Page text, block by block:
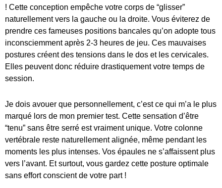
! Cette conception empêche votre corps de “glisser”
naturellement vers la gauche ou la droite. Vous éviterez de
prendre ces fameuses positions bancales qu’on adopte tous
inconsciemment après 2-3 heures de jeu. Ces mauvaises
postures créent des tensions dans le dos et les cervicales.
Elles peuvent donc réduire drastiquement votre temps de
session.
Je dois avouer que personnellement, c’est ce qui m’a le plus
marqué lors de mon premier test. Cette sensation d’être
“tenu” sans être serré est vraiment unique. Votre colonne
vertébrale reste naturellement alignée, même pendant les
moments les plus intenses. Vos épaules ne s’affaissent plus
vers l’avant. Et surtout, vous gardez cette posture optimale
sans effort conscient de votre part !